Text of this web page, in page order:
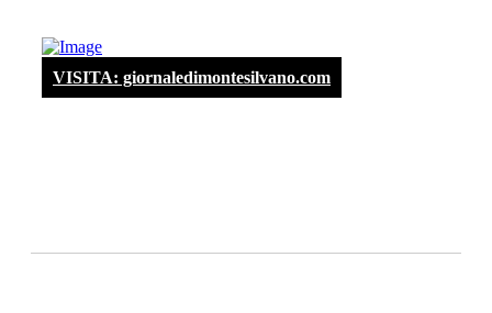
VISITA: giornaledimontesilvano.com